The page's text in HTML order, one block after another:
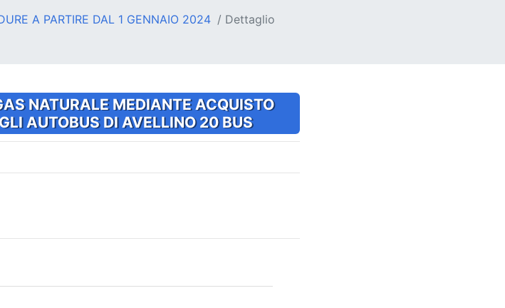
A PARTIRE DAL 1 GENNAIO 2024 Dettaglio
NATURALE MEDIANTE ACQUISTO
AUTOBUS DI AVELLINO 20 BUS